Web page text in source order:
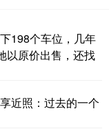
198个车位，几年
以原价出售，还找
近照：过去的一个